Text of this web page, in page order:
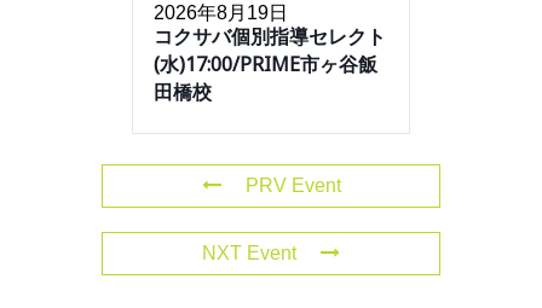
2026年8月19日
コクサバ個別指導セレクト
(水)17:00/PRIME市ヶ谷飯
田橋校
PRV Event
NXT Event